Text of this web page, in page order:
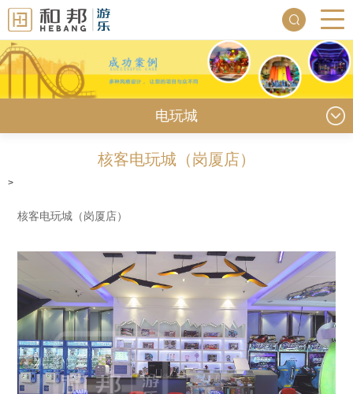
电玩城
核客电玩城（岗厦店）
>
核客电玩城（岗厦店）